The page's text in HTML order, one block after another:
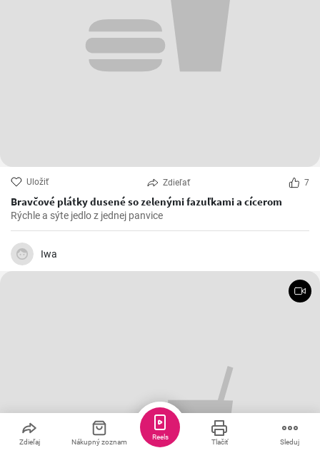
Uložiť Zdieľať 7
Bravčové plátky dusené so zelenými fazuľkami a cícerom
Rýchle a sýte jedlo z jednej panvice
Iwa
Zdieľaj Nákupný zoznam Tlačiť Sleduj
Reels